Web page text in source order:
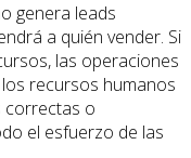
genera leads
a quién vender. Si
las operaciones
recursos humanos
correctas o
el esfuerzo de las